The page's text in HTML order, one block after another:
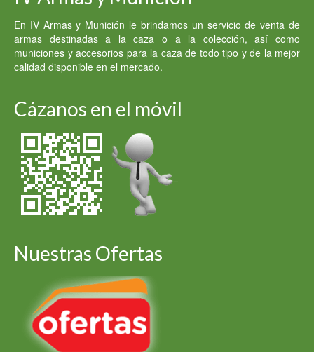
En IV Armas y Munición le brindamos un servicio de venta de
armas destinadas a la caza o a la colección, así como
municiones y accesorios para la caza de todo tipo y de la mejor
calidad disponible en el mercado.
Cázanos en el móvil
Nuestras Ofertas